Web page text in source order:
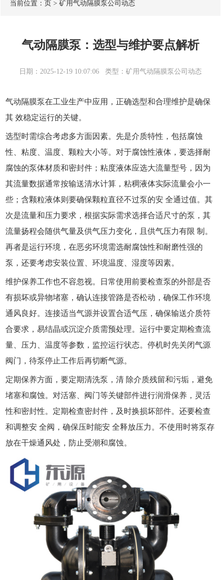
当前位置： 页> 矿用气动隔膜泵公司动态
气动隔膜泵：选型与维护要点解析
日期：2025-12-19 10:07:06 类型：矿用气动隔膜泵公司动态
气动隔膜泵在工业生产中应用，正确选型和合理维护是确保
其 效稳定运行的关键。
选型时需综合考虑多方面因素。先是介质特性，包括腐蚀
性、粘度、温度、颗粒大小等。对于腐蚀性液体，要选择耐
腐蚀的泵体材质和密封件；粘度液体应选大流量型号，因为
其流量数据通常按输送清水计算，粘稠液体实际流量会小一
些；含颗粒液体则要确保颗粒直径不过泵的安 全通过值。其
次是流量和压力要求，根据实际需求选择合适尺寸的泵，其
流量扬程会随供气量及供气压力变化，且供气压力有限 制。
再者是运行环境，在恶劣环境需选耐腐蚀性和耐磨性强的
泵，还要考虑安装位置、环境温度、湿度等因素。
维护保养工作也不容忽视。日常使用前要检查泵的外部是否
有损坏或异物堵塞，确认连接管路是否松动，确保工作环境
通风良好。连接适当气源并设置合适气压，确保输送介质符
合要求，易结晶或沉淀介质需预处理。运行中要定期检查流
量、压力、温度等参数，监控运行状态。停机时先关闭气源
阀门，待泵停止工作后再切断气源。
定期保养方面，要定期清洗泵，清 除介质残留和污垢，避免
堵塞和腐蚀。对活塞、阀门等关键部件进行润滑保养，灵活
性和密封性。定期检查密封件，及时换损坏部件。还要检查
和调整安 全阀，确保压时能安 全释放压力。不使用时将泵存
放在干燥通风处，防止受潮和腐蚀。